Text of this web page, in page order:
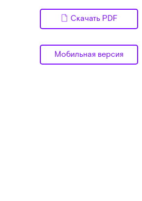
Скачать PDF
Мобильная версия